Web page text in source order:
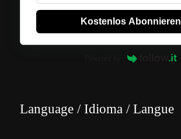
Kostenlos Abonnieren
Language / Idioma / Langue